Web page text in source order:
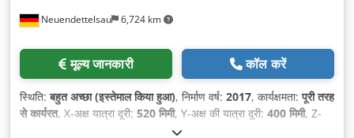
Neuendettelsau 6,724 km
मूल्य जानकारी कॉल करें
स्थिति:बहुत अच्छा (इस्तेमाल किया हुआ), निर्माण वर्ष: 2017, कार्यक्षमता:पूरी तरह
से कार्यरत, X-अक्ष यात्रा दूरी: 520 मिमी, Y-अक्ष की यात्रा दूरी: 400 मिमी, Z-
, वर्कपीस का अधिकतम वजन: